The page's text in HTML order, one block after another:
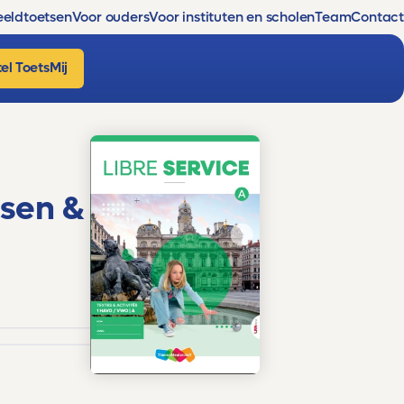
Voor oudersVoor instituten en scholenTeamContact
ToetsMij
&